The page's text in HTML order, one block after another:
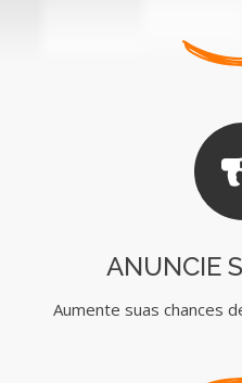
ANUNCIE
Aumente suas chances